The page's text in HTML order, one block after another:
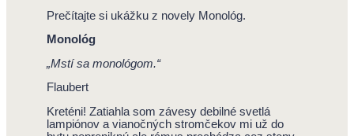
Prečítajte si ukážku z novely Monológ.
Monológ
„Mstí sa monológom.“
Flaubert
Kreténi! Zatiahla som závesy debilné svetlá
lampiónov a vianočných stromčekov mi už do